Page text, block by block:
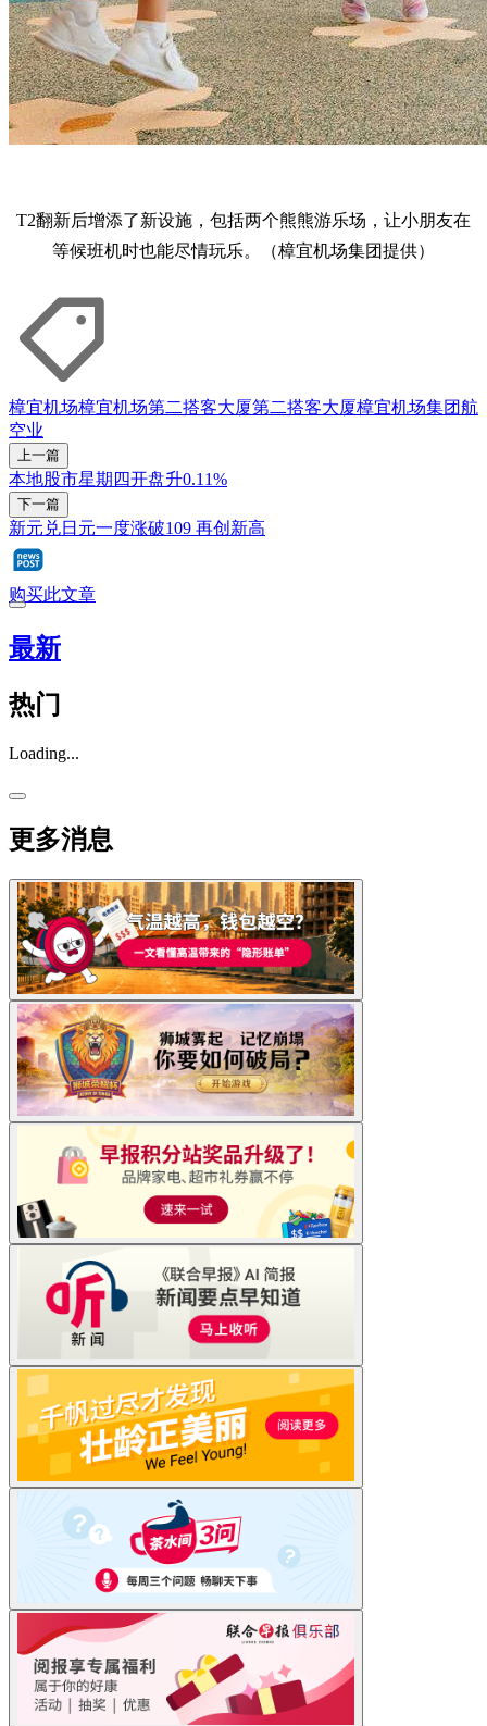
T2翻新后增添了新设施，包括两个熊熊游乐场，让小朋友在
等候班机时也能尽情玩乐。（樟宜机场集团提供）
樟宜机场樟宜机场第二搭客大厦第二搭客大厦樟宜机场集团航
空业
上一篇
本地股市星期四开盘升0.11%
下一篇
新元兑日元一度涨破109 再创新高
购买此文章
最新
热门
Loading...
更多消息